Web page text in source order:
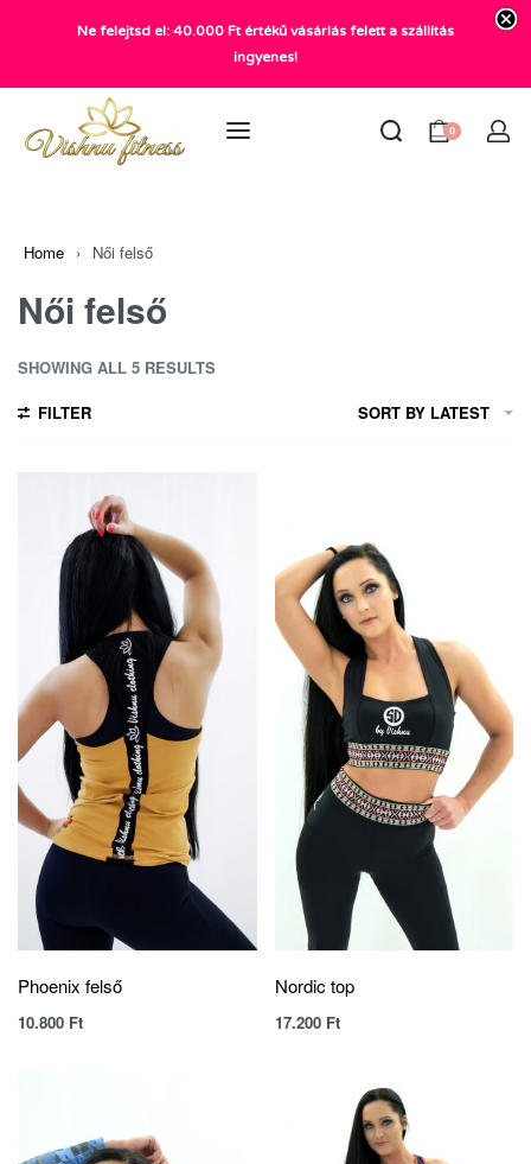
+36 20 372 2969
info@vishnu.hu
0
Home › Női felső
Női felső
SHOWING ALL 5 RESULTS
FILTER
SORT BY LATEST
Phoenix felső
10.800 Ft
Nordic top
17.200 Ft
Ne felejtsd el: 40.000 Ft értékű vásárlás felett a szállítás
ingyenes!